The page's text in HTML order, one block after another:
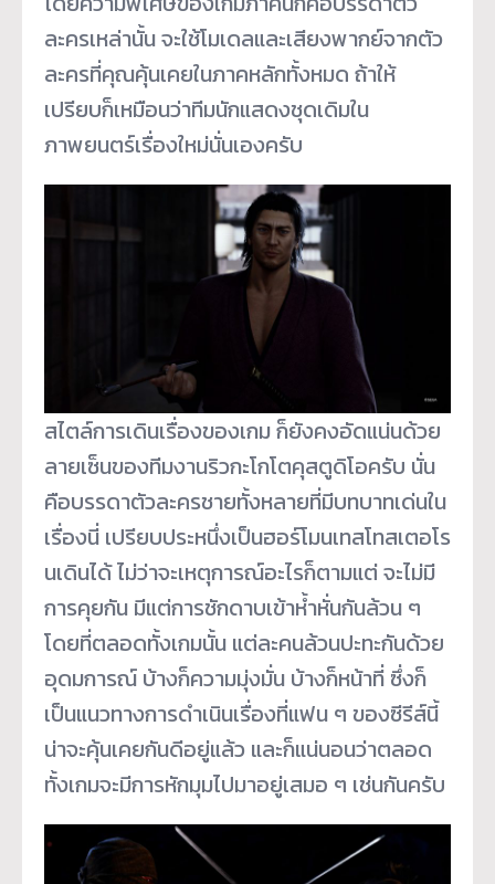
ละครเหล่านั้น จะใช้โมเดลและเสียงพากย์จากตัว
ละครที่คุณคุ้นเคยในภาคหลักทั้งหมด ถ้าให้
เปรียบก็เหมือนว่าทีมนักแสดงชุดเดิมใน
ภาพยนตร์เรื่องใหม่นั่นเองครับ
สไตล์การเดินเรื่องของเกม ก็ยังคงอัดแน่นด้วย
ลายเซ็นของทีมงานริวกะโกโตคุสตูดิโอครับ นั่น
คือบรรดาตัวละครชายทั้งหลายที่มีบทบาทเด่นใน
เรื่องนี่ เปรียบประหนึ่งเป็นฮอร์โมนเทสโทสเตอโร
นเดินได้ ไม่ว่าจะเหตุการณ์อะไรก็ตามแต่ จะไม่มี
การคุยกัน มีแต่การชักดาบเข้าห้ำหั่นกันล้วน ๆ
โดยที่ตลอดทั้งเกมนั้น แต่ละคนล้วนปะทะกันด้วย
อุดมการณ์ บ้างก็ความมุ่งมั่น บ้างก็หน้าที่ ซึ่งก็
เป็นแนวทางการดำเนินเรื่องที่แฟน ๆ ของซีรีส์นี้
น่าจะคุ้นเคยกันดีอยู่แล้ว และก็แน่นอนว่าตลอด
ทั้งเกมจะมีการหักมุมไปมาอยู่เสมอ ๆ เช่นกันครับ